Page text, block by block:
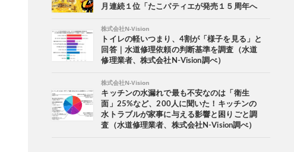
月連続１位「たこパティエが発売１５周年へ
株式会社N-Vision
トイレの軽いつまり、4割が「様子を見る」と
回答｜水道修理依頼の判断基準を調査（水道
修理業者、株式会社N-Vision調べ）
株式会社N-Vision
キッチンの水漏れで最も不安なのは「衛生
面」25%など、200人に聞いた！キッチンの
水トラブルが家事に与える影響と困りごと調
査（水道修理業者、株式会社N-Vision調べ）